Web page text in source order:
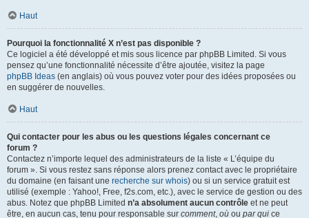
Haut
Pourquoi la fonctionnalité X n’est pas disponible ?
Ce logiciel a été développé et mis sous licence par phpBB Limited. Si vous
pensez qu’une fonctionnalité nécessite d’être ajoutée, visitez la page
phpBB Ideas (en anglais) où vous pouvez voter pour des idées proposées ou
en suggérer de nouvelles.
Haut
Qui contacter pour les abus ou les questions légales concernant ce
forum ?
Contactez n’importe lequel des administrateurs de la liste « L’équipe du
forum ». Si vous restez sans réponse alors prenez contact avec le propriétaire
du domaine (en faisant une recherche sur whois) ou si un service gratuit est
utilisé (exemple : Yahoo!, Free, f2s.com, etc.), avec le service de gestion ou des
abus. Notez que phpBB Limited n’a absolument aucun contrôle et ne peut
être, en aucun cas, tenu pour responsable sur comment, où ou par qui ce